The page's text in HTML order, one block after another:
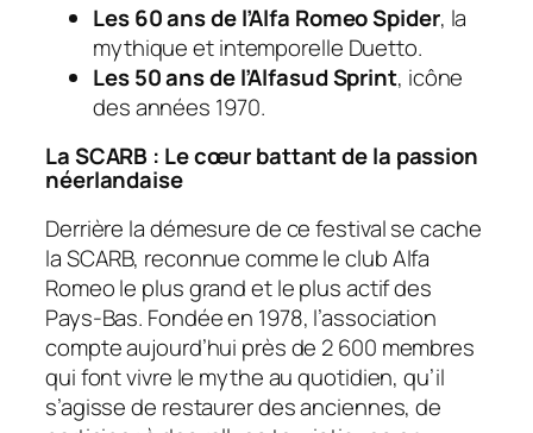
Les 60 ans de l’Alfa Romeo Spider, la
mythique et intemporelle Duetto.
Les 50 ans de l’Alfasud Sprint, icône
des années 1970.
La SCARB : Le cœur battant de la passion
néerlandaise
Derrière la démesure de ce festival se cache
la SCARB, reconnue comme le club Alfa
Romeo le plus grand et le plus actif des
Pays-Bas. Fondée en 1978, l’association
compte aujourd’hui près de 2 600 membres
qui font vivre le mythe au quotidien, qu’il
s’agisse de restaurer des anciennes, de